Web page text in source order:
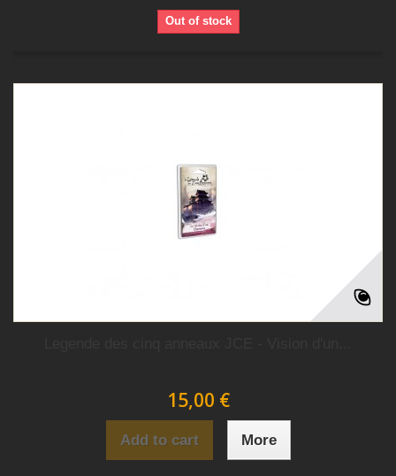
Out of stock
15,00 €
Add to cart More